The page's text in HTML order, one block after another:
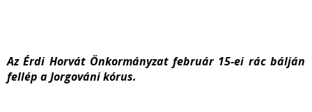
Az Érdi Horvát Önkormányzat február 15-ei rác bálján
fellép a Jorgováni kórus.